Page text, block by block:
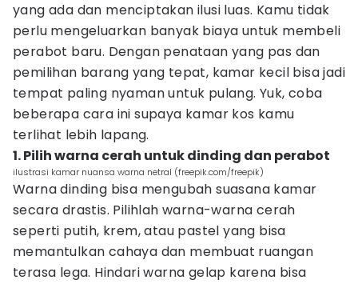
yang ada dan menciptakan ilusi luas. Kamu tidak
perlu mengeluarkan banyak biaya untuk membeli
perabot baru. Dengan penataan yang pas dan
pemilihan barang yang tepat, kamar kecil bisa jadi
tempat paling nyaman untuk pulang. Yuk, coba
beberapa cara ini supaya kamar kos kamu
terlihat lebih lapang.
1. Pilih warna cerah untuk dinding dan perabot
ilustrasi kamar nuansa warna netral (freepik.com/freepik)
Warna dinding bisa mengubah suasana kamar
secara drastis. Pilihlah warna-warna cerah
seperti putih, krem, atau pastel yang bisa
memantulkan cahaya dan membuat ruangan
terasa lega. Hindari warna gelap karena bisa